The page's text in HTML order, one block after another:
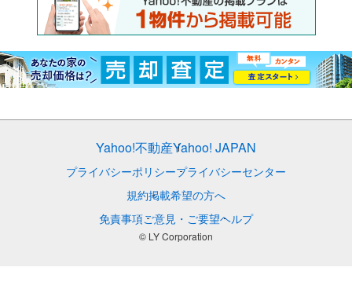
Yahoo!不動産Yahoo! JAPAN
プライバシーポリシープライバシーセンター
規約掲載希望の方へ
免責事項ご意見・ご要望ヘルプ
© LY Corporation